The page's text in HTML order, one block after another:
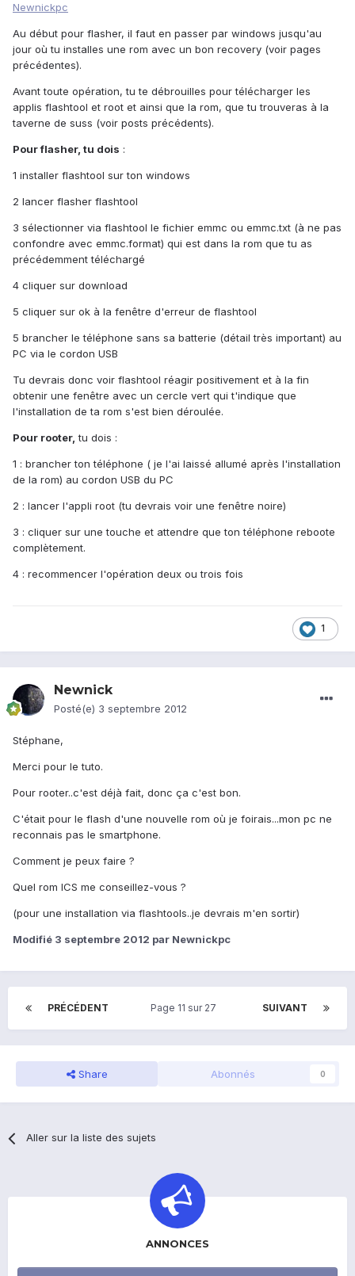
Newnickpc
Au début pour flasher, il faut en passer par windows jusqu'au
jour où tu installes une rom avec un bon recovery (voir pages
précédentes).
Avant toute opération, tu te débrouilles pour télécharger les
applis flashtool et root et ainsi que la rom, que tu trouveras à la
taverne de suss (voir posts précédents).
Pour flasher, tu dois :
1 installer flashtool sur ton windows
2 lancer flasher flashtool
3 sélectionner via flashtool le fichier emmc ou emmc.txt (à ne pas
confondre avec emmc.format) qui est dans la rom que tu as
précédemment téléchargé
4 cliquer sur download
5 cliquer sur ok à la fenêtre d'erreur de flashtool
5 brancher le téléphone sans sa batterie (détail très important) au
PC via le cordon USB
Tu devrais donc voir flashtool réagir positivement et à la fin
obtenir une fenêtre avec un cercle vert qui t'indique que
l'installation de ta rom s'est bien déroulée.
Pour rooter, tu dois :
1 : brancher ton téléphone ( je l'ai laissé allumé après l'installation
de la rom) au cordon USB du PC
2 : lancer l'appli root (tu devrais voir une fenêtre noire)
3 : cliquer sur une touche et attendre que ton téléphone reboote
complètement.
4 : recommencer l'opération deux ou trois fois
1
Newnick
Posté(e) 3 septembre 2012
Stéphane,
Merci pour le tuto.
Pour rooter..c'est déjà fait, donc ça c'est bon.
C'était pour le flash d'une nouvelle rom où je foirais...mon pc ne
reconnais pas le smartphone.
Comment je peux faire ?
Quel rom ICS me conseillez-vous ?
(pour une installation via flashtools..je devrais m'en sortir)
Modifié 3 septembre 2012 par Newnickpc
PRÉCÉDENT SUIVANT
Page 11 sur 27
Share Abonnés 0
Aller sur la liste des sujets
ANNONCES